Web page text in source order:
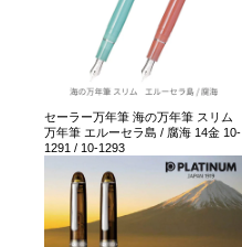
セーラー万年筆 海の万年筆 スリム
万年筆 エルーセラ島 / 腐海 14金 10-
1291 / 10-1293